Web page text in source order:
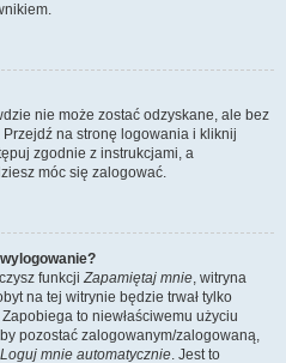
nie może zostać odzyskane, ale bez
na stronę logowania i kliknij
zgodnie z instrukcjami, a
móc się zalogować.
funkcjiZapamiętaj mnie, witryna
na tej witrynie będzie trwał tylko
to niewłaściwemu użyciu
pozostać zalogowanym/zalogowaną,
Loguj mnie automatycznie. Jest to